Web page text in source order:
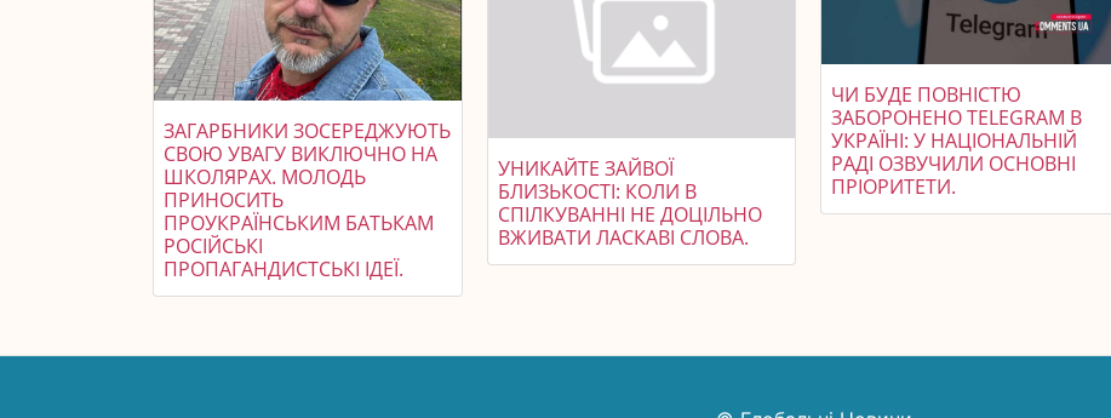
ЗАГАРБНИКИ ЗОСЕРЕДЖУЮТЬ
СВОЮ УВАГУ ВИКЛЮЧНО НА
ШКОЛЯРАХ. МОЛОДЬ
ПРИНОСИТЬ
ПРОУКРАЇНСЬКИМ БАТЬКАМ
РОСІЙСЬКІ
ПРОПАГАНДИСТСЬКІ ІДЕЇ.
УНИКАЙТЕ ЗАЙВОЇ
БЛИЗЬКОСТІ: КОЛИ В
СПІЛКУВАННІ НЕ ДОЦІЛЬНО
ВЖИВАТИ ЛАСКАВІ СЛОВА.
ЧИ БУДЕ ПОВНІСТЮ
ЗАБОРОНЕНО TELEGRAM В
УКРАЇНІ: У НАЦІОНАЛЬНІЙ
РАДІ ОЗВУЧИЛИ ОСНОВНІ
ПРІОРИТЕТИ.